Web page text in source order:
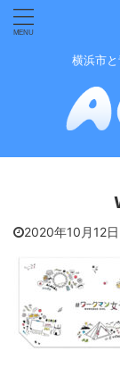
横浜市
2020年10月12日